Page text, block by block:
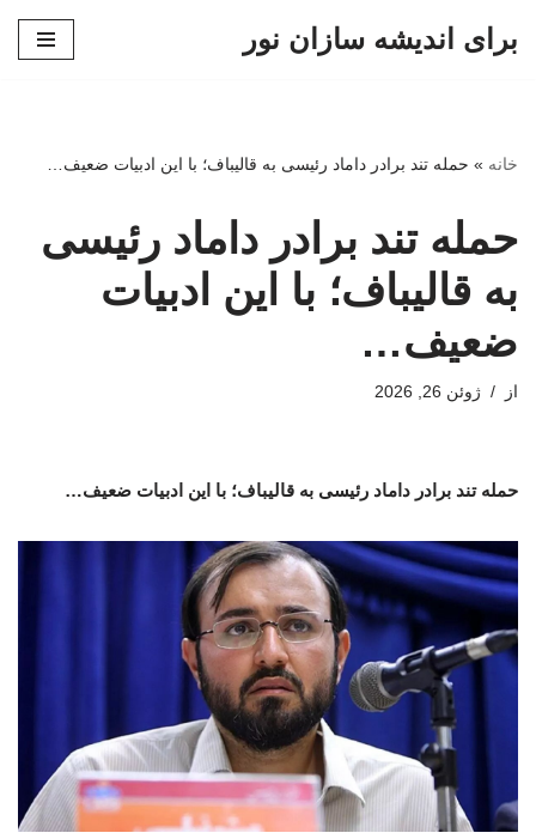
برای اندیشه سازان نور
خانه » حمله تند برادر داماد رئیسی به قالیباف؛ با این ادبیات ضعیف…
حمله تند برادر داماد رئیسی
به قالیباف؛ با این ادبیات
ضعیف…
از ژوئن 26, 2026
حمله تند برادر داماد رئیسی به قالیباف؛ با این ادبیات ضعیف…